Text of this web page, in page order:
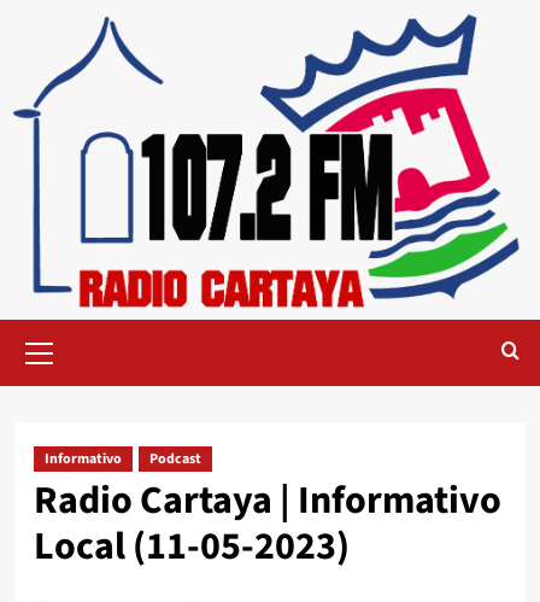
Informativo Podcast
Radio Cartaya | Informativo
Local (11-05-2023)